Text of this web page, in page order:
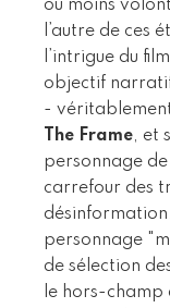
ou moins
l’autre de ces
l’intrigue du
objectif
-
The Frame, et
personnage de
carrefour des
personnage
de sélection
le hors-champ